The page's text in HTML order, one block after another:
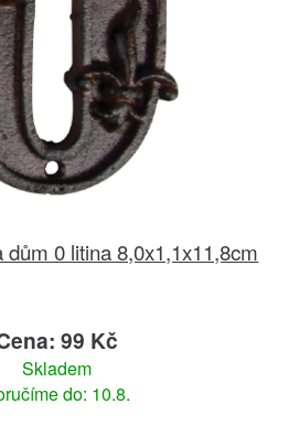
0 litina 8,0x1,1x11,8cm
99 Kč
Skladem
do: 10.8.